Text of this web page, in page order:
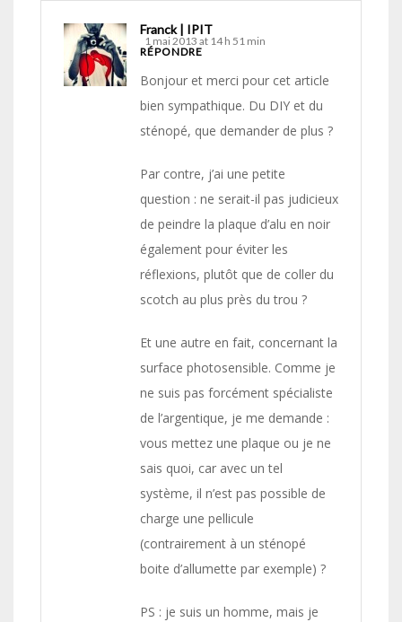
Franck | IPIT
1 mai 2013 at 14 h 51 min
RÉPONDRE
Bonjour et merci pour cet article
bien sympathique. Du DIY et du
sténopé, que demander de plus ?
Par contre, j’ai une petite
question : ne serait-il pas judicieux
de peindre la plaque d’alu en noir
également pour éviter les
réflexions, plutôt que de coller du
scotch au plus près du trou ?
Et une autre en fait, concernant la
surface photosensible. Comme je
ne suis pas forcément spécialiste
de l’argentique, je me demande :
vous mettez une plaque ou je ne
sais quoi, car avec un tel
système, il n’est pas possible de
charge une pellicule
(contrairement à un sténopé
boite d’allumette par exemple) ?
PS : je suis un homme, mais je